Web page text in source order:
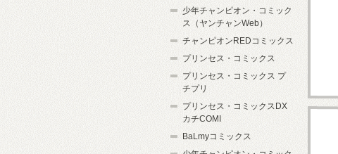
少年チャンピオン・コミック
ス（ヤンチャンWeb）
チャンピオンREDコミックス
プリンセス・コミックス
プリンセス・コミックス プ
チプリ
プリンセス・コミックスDX
カチCOMI
BaLmyコミックス